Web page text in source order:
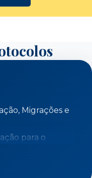
Migrações e
para o